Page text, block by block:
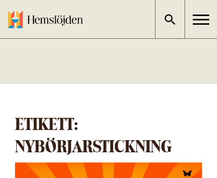
innehållet
ETIKETT:
NYBÖRJARSTICKNING